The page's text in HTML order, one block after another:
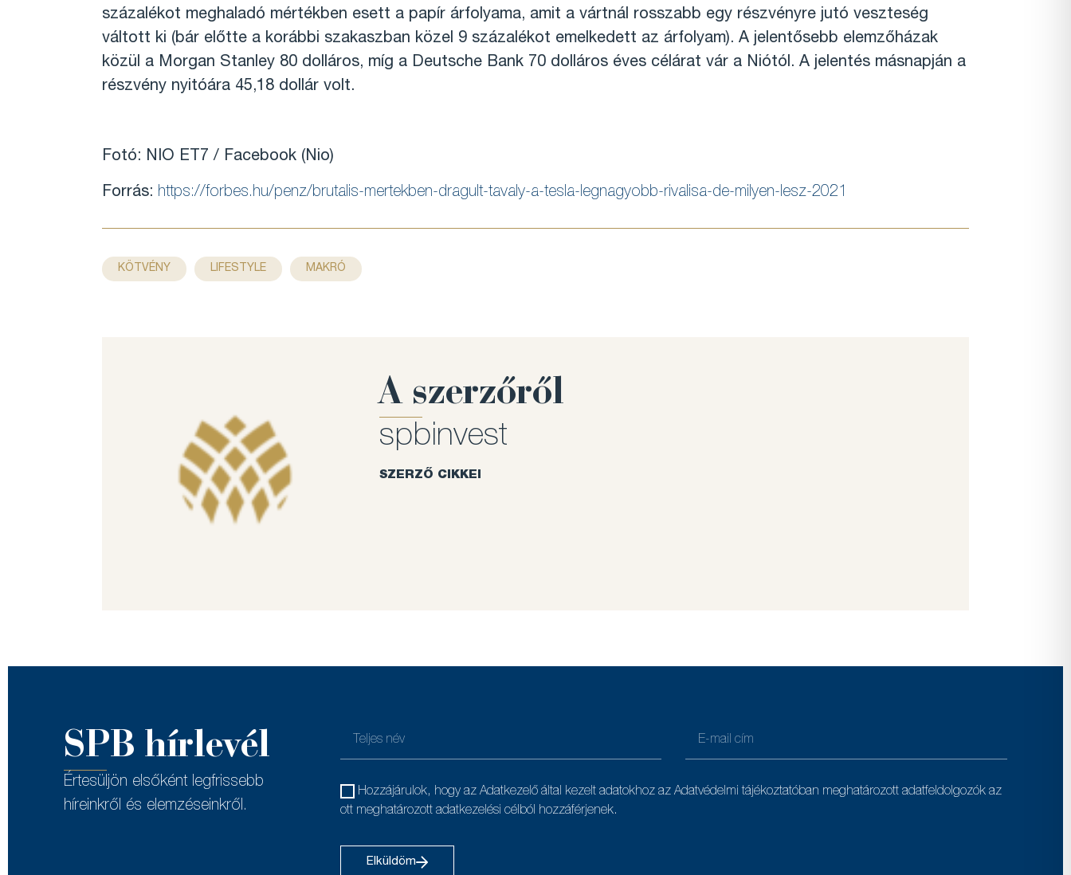
százalékot meghaladó mértékben esett a papír árfolyama, amit a vártnál rosszabb egy részvényre jutó veszteség
váltott ki (bár előtte a korábbi szakaszban közel 9 százalékot emelkedett az árfolyam). A jelentősebb elemzőházak
közül a Morgan Stanley 80 dolláros, míg a Deutsche Bank 70 dolláros éves célárat vár a Niótól. A jelentés másnapján a
részvény nyitóára 45,18 dollár volt.
Fotó: NIO ET7 / Facebook (Nio)
Forrás: https://forbes.hu/penz/brutalis-mertekben-dragult-tavaly-a-tesla-legnagyobb-rivalisa-de-milyen-lesz-2021
KÖTVÉNY LIFESTYLE MAKRÓ
A szerzőről
spbinvest
SZERZŐ CIKKEI
SPB hírlevél
Értesüljön elsőként legfrissebb
híreinkről és elemzéseinkről.
Hozzájárulok, hogy az Adatkezelő által kezelt adatokhoz az Adatvédelmi tájékoztatóban meghatározott adatfeldolgozók az
ott meghatározott adatkezelési célból hozzáférjenek.
Elküldöm